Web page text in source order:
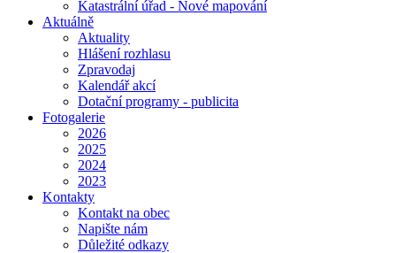
Katastrální úřad - Nové mapování
Aktuálně
Aktuality
Hlášení rozhlasu
Zpravodaj
Kalendář akcí
Dotační programy - publicita
Fotogalerie
2026
2025
2024
2023
Kontakty
Kontakt na obec
Napište nám
Důležité odkazy